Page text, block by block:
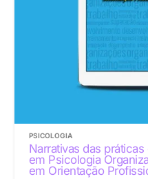
PSICOLOGIA
Narrativas das
em Psicologia
em Orientação